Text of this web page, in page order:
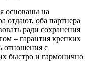
основаны на
отдают, оба партнера
ради сохранения
– гарантия крепких
отношения с
быстро и гармонично